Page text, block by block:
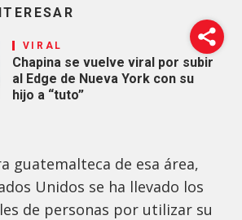
VIRAL
Chapina se vuelve viral por subir
al Edge de Nueva York con su
hijo a “tuto”
guatemalteca de esa área,
Unidos se ha llevado los
de personas por utilizar su